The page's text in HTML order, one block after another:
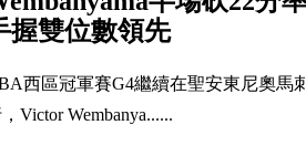
握雙位數領先
西區冠軍賽G4繼續在聖安東尼奧馬
Victor Wembanya......